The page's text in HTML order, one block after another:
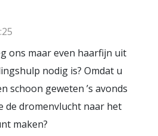
ons maar even haarfijn uit
nodig is? Omdat u
schoon geweten ’s avonds
de dromenvlucht naar het
maken?